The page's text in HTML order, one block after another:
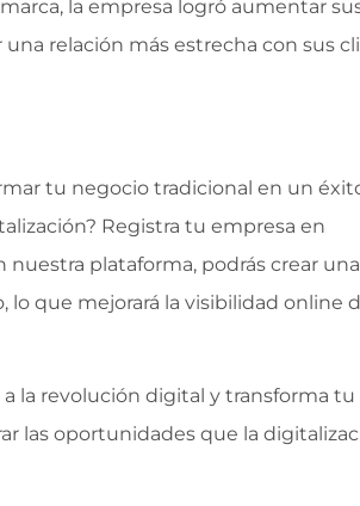
la empresa logró aumentar
relación más estrecha con sus
tu negocio tradicional en un
Registra tu empresa en
nuestra plataforma, podrás crear
lo que mejorará la visibilidad online
la revolución digital y transforma
las oportunidades que la